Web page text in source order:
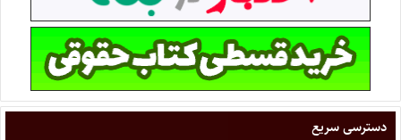
دسترسی سریع